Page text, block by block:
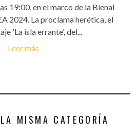
19:00, en el marco de la Bienal
2024. La proclama herética, el
'La isla errante', del...
Leer más
MISMA CATEGORÍA